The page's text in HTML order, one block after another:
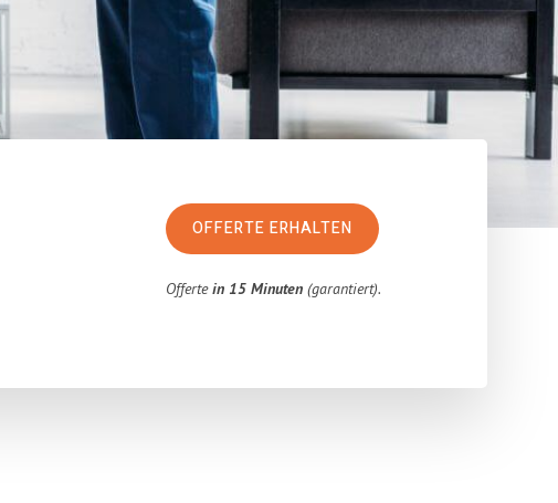
OFFERTE ERHALTEN
Offertein 15 Minuten (garantiert).